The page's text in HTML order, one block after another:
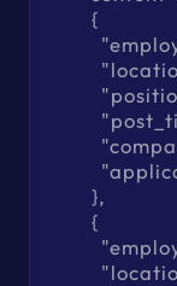
        {
        },
        {